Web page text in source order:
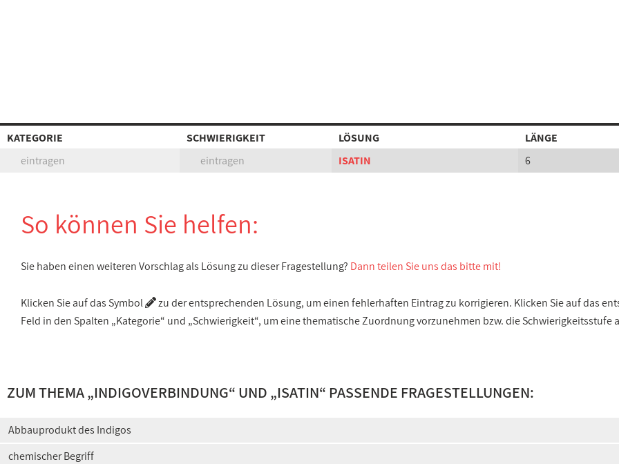
KATEGORIE SCHWIERIGKEIT LÖSUNG
LÄNGE
eintragen
eintragen ISATIN 6
So können Sie helfen:
Sie haben einen weiteren Vorschlag als Lösung zu dieser Fragestellung? Dann teilen Sie uns das bitte mit!
Klicken Sie auf das Symbol
zu der entsprechenden Lösung, um einen fehlerhaften Eintrag zu korrigieren. Klicken Sie auf das
Feld in den Spalten „Kategorie“ und „Schwierigkeit“, um eine thematische Zuordnung vorzunehmen bzw. die Schwierigkeitsstufe
ZUM THEMA „INDIGOVERBINDUNG“ UND „ISATIN“ PASSENDE FRAGESTELLUNGEN:
Abbauprodukt des Indigos
chemischer Begriff